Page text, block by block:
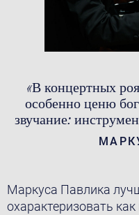
«В концертных
особенно ценю
звучание:
Маркуса Павлика
охарактеризовать